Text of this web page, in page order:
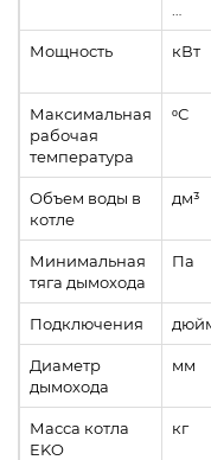
Мощность кВт
Максимальная
рабочая
температура
ᵒС
Объем воды в
котле
дм³
Минимальная
тяга дымохода
Па
Подключения
Диаметр
дымохода
мм
Масса котла
EKO
кг